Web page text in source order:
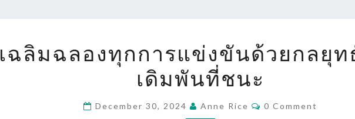
ฉลอง
ทุก
การ
แข่งขัน
เฉลิมฉลองทุกการแข่งขันด้วยกลยุท
เดิมพันที่ชนะ
December 30, 2024 Anne Rice Comments
0 Comment